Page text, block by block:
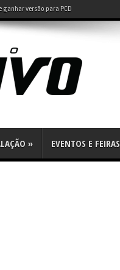
versão para PCD
» EVENTOS E FEIRAS